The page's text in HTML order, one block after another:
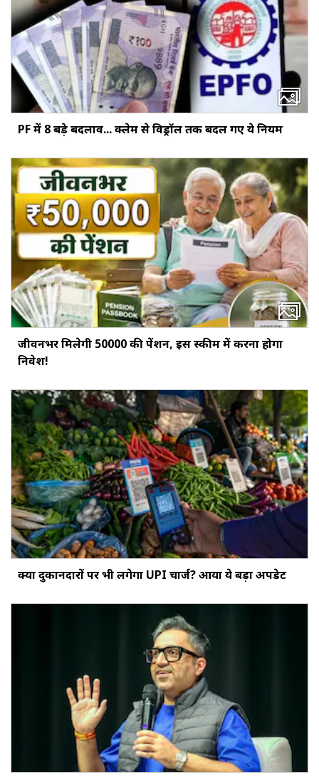
PF में 8 बड़े बदलाव... क्‍लेम से विड्रॉल तक बदल गए ये नियम
जीवनभर मिलेगी ₹50000 की पेंशन, इस स्‍कीम में करना होगा
निवेश!
क्‍या दुकानदारों पर भी लगेगा UPI चार्ज? आया ये बड़ा अपडेट